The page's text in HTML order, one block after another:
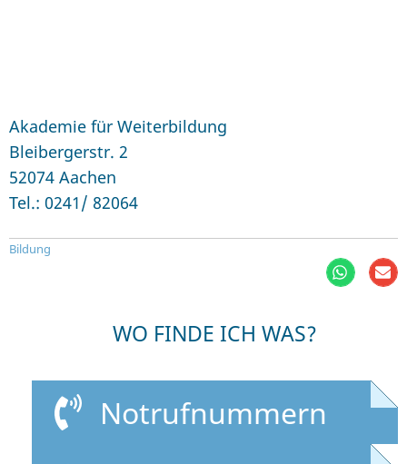
Akademie für Weiterbildung
Bleibergerstr. 2
52074 Aachen
Tel.: 0241/ 82064
Bildung
WO FINDE ICH WAS?
Notrufnummern